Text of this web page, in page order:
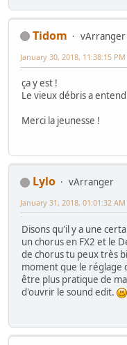
Tidom
vArranger
January 30, 2018, 11:38:15 PM
ça y est !
Le vieux débris a
Merci la jeunesse !
Lylo
vArranger
January 31, 2018, 01:01:32 AM
Disons qu'il y a une
un chorus en FX2 et le
de chorus tu peux très
moment que le réglage
être plus pratique de
d'ouvrir le sound edit.